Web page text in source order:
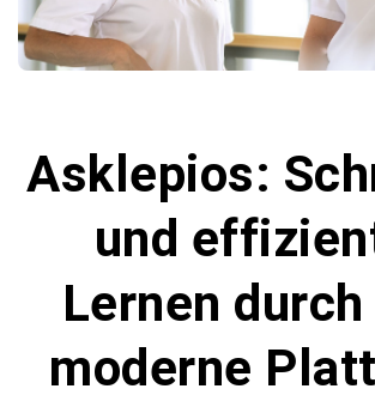
Asklepios:
und
Lernen
moderne